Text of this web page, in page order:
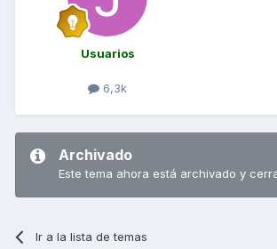
Usuarios
6,3k
Archivado
Este tema ahora está archivado y
Ir a la lista de temas